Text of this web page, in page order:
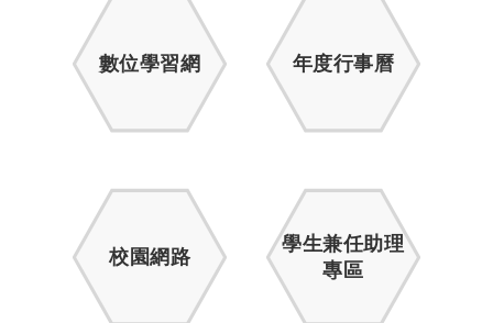
數位學習網 年度行事曆
校園網路
學生兼任助理
專區